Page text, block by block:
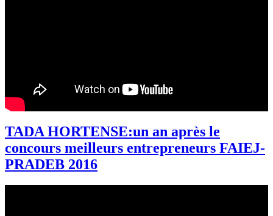
TADA HORTENSE:un an après le
concours meilleurs entrepreneurs FAIEJ-
PRADEB 2016